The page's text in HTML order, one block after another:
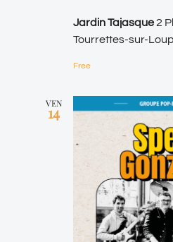
Jardin Tajasque2
Tourrettes-sur-Loup
Free
VEN
14